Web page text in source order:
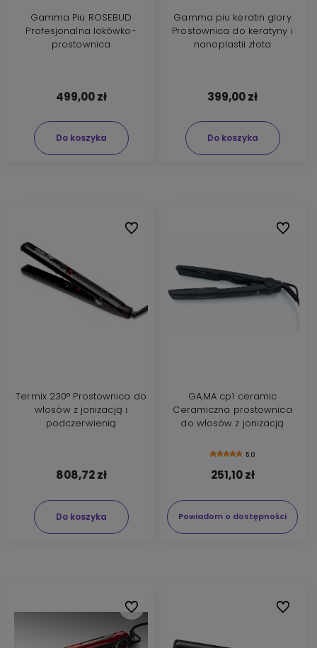
Gamma Piu ROSEBUD
Profesjonalna lokówko-
prostownica
499,00 zł
Do koszyka
Gamma piu keratin glory
Prostownica do keratyny i
nanoplastii złota
399,00 zł
Do koszyka
Termix 230° Prostownica do
włosów z jonizacją i
podczerwienią
808,72 zł
Do koszyka
Do ulubionych
GA.MA cp1 ceramic
Ceramiczna prostownica
do włosów z jonizacją
5.0
251,10 zł
Powiadom o dostępności
Do
Do ulubionych Do